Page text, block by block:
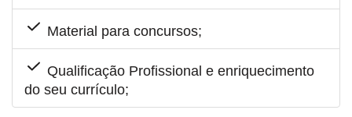
Material para concursos;
Qualificação Profissional e enriquecimento
do seu currículo;